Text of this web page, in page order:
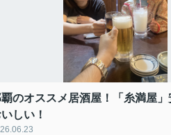
のオススメ居酒屋！「糸満屋」
しい！